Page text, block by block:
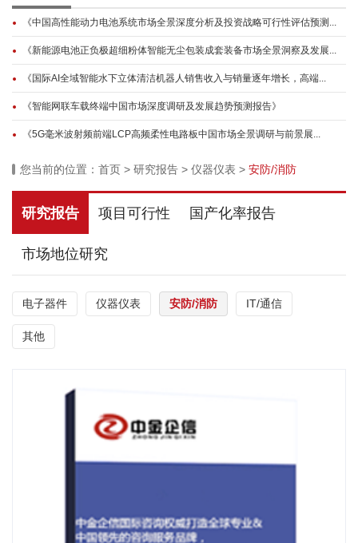
《中国高性能动力电池系统市场全景深度分析及投资战略可行性评估预测...
《新能源电池正负极超细粉体智能无尘包装成套装备市场全景洞察及发展...
《国际AI全域智能水下立体清洁机器人销售收入与销量逐年增长，高端...
《智能网联车载终端中国市场深度调研及发展趋势预测报告》
《5G毫米波射频前端LCP高频柔性电路板中国市场全景调研与前景展...
您当前的位置： 首页 > 研究报告 > 仪器仪表 > 安防/消防
研究报告 项目可行性 国产化率报告
市场地位研究
电子器件 仪器仪表 安防/消防 IT/通信
其他